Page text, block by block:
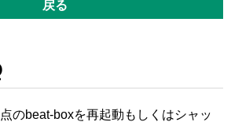
戻る
のbeat-boxを再起動もしくはシャッ